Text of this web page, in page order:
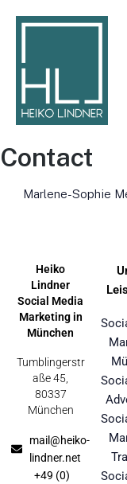
Contact
Marlene-Sophie
Heiko
Lindner
Social Media
Marketing in
München
Tumblingerstr
aße 45,
80337
München
mail@heiko-
lindner.net
+49 (0)